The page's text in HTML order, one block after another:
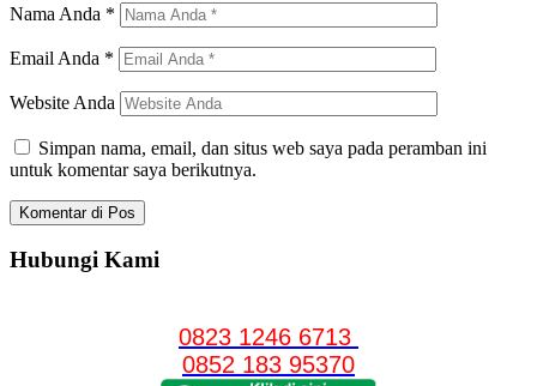
Nama Anda *
Email Anda *
Website Anda
Simpan nama, email, dan situs web saya pada peramban ini
untuk komentar saya berikutnya.
Hubungi Kami
0823 1246 6713
0852 183 95370